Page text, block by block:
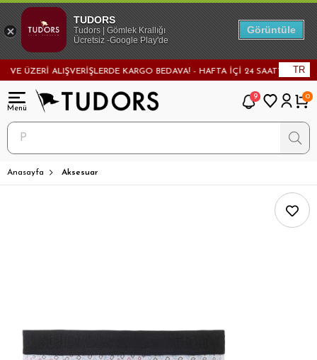
ÜZERİ ALIŞVERİŞLERDE KARGO BEDAVA! - HAFTA İÇİ 24 SAATTE TR
9 0
Anasayfa Aksesuar
TUDORS
Tudors | Gömlek Krallığı
Ücretsiz -Google Play'de
Görüntüle